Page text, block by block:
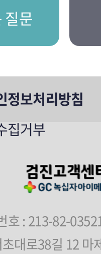
질문
정보처리방침
집거부
호 : 213-82-
대로38길 12 마